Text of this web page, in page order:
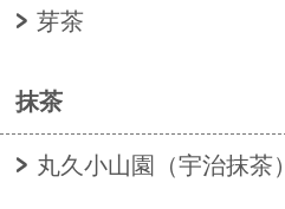
芽茶
抹茶
丸久小山園（宇治抹茶）